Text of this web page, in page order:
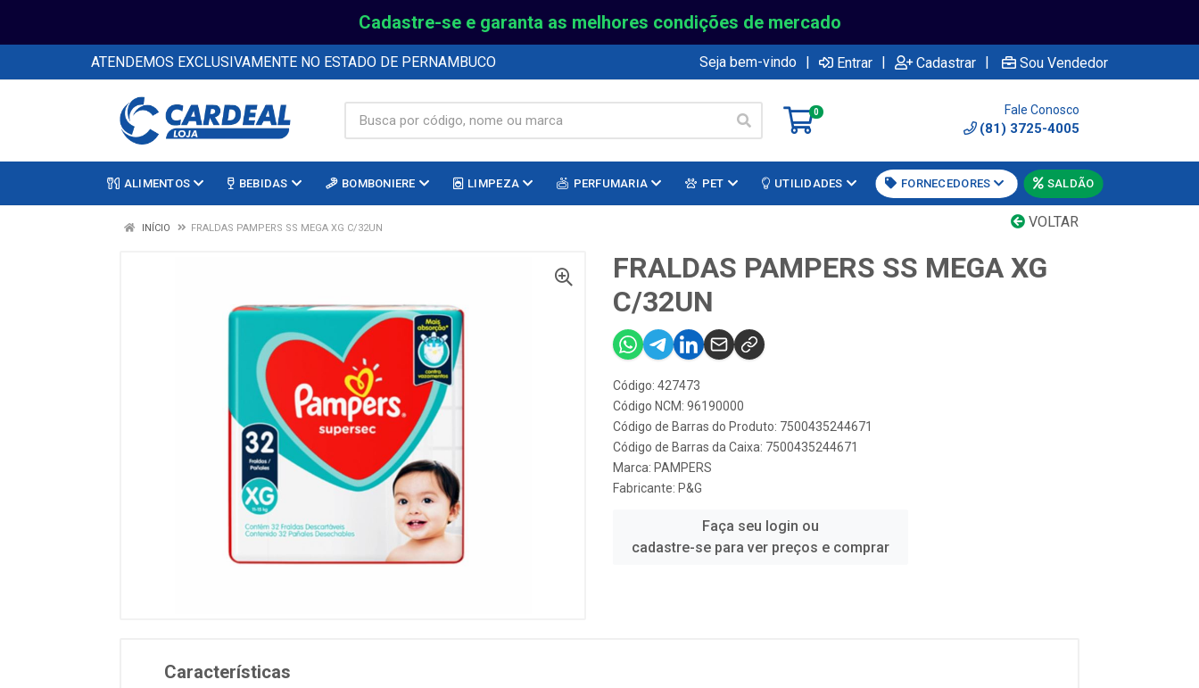
Cadastre-se e garanta as melhores condições de mercado
ATENDEMOS EXCLUSIVAMENTE NO ESTADO DE PERNAMBUCO Seja bem-vindo | Entrar | Cadastrar | Sou Vendedor
0 Fale Conosco
(81) 3725-4005
ALIMENTOS BEBIDAS BOMBONIERE LIMPEZA PERFUMARIA PET UTILIDADES FORNECEDORES SALDÃO
VOLTAR
INÍCIO FRALDAS PAMPERS SS MEGA XG C/32UN
FRALDAS PAMPERS SS MEGA XG
C/32UN
Código: 427473
Código NCM: 96190000
Código de Barras do Produto: 7500435244671
Código de Barras da Caixa: 7500435244671
Marca: PAMPERS
Fabricante: P&G
Faça seu login ou
cadastre-se para ver preços e comprar
Características